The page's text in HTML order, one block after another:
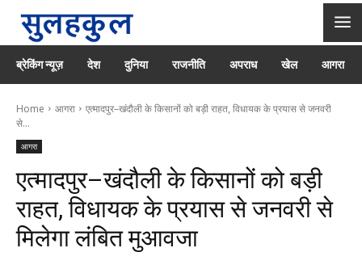
ब्रेकिंग न्यूज़ देश दुनिया राजनीति अपराध खेल आगरा
Home आगरा
एत्मादपुर–खंदौली के किसानों को बड़ी राहत, विधायक के प्रयास से जनवरी
से...
आगरा
एत्मादपुर–खंदौली के किसानों को बड़ी
राहत, विधायक के प्रयास से जनवरी से
मिलेगा लंबित मुआवजा